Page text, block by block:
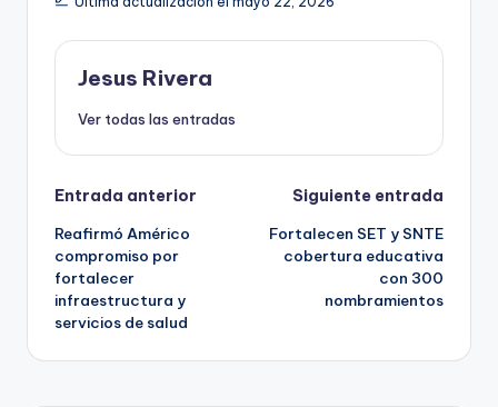
Jesus Rivera
Ver todas las entradas
Navegación
de
entradas
Entrada anterior
Reafirmó Américo
compromiso por
fortalecer
infraestructura y
servicios de salud
Siguiente entrada
Fortalecen SET y SNTE
cobertura educativa
con 300
nombramientos